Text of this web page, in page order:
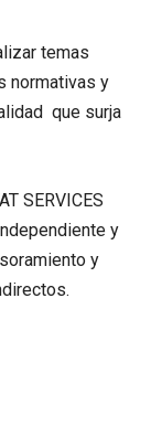
temas
normativas y
que surja
SERVICES
y
y